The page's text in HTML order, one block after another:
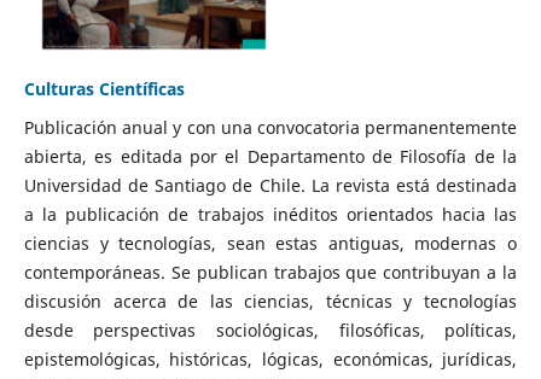
Culturas Científicas
Publicación anual y con una convocatoria permanentemente
abierta, es editada por el Departamento de Filosofía de la
Universidad de Santiago de Chile. La revista está destinada
a la publicación de trabajos inéditos orientados hacia las
ciencias y tecnologías, sean estas antiguas, modernas o
contemporáneas. Se publican trabajos que contribuyan a la
discusión acerca de las ciencias, técnicas y tecnologías
desde perspectivas sociológicas, filosóficas, políticas,
epistemológicas, históricas, lógicas, económicas, jurídicas,